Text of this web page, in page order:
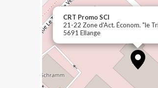
CRT Promo SCI
21-22 Zone d'Act. Économ. "le
5691 Ellange